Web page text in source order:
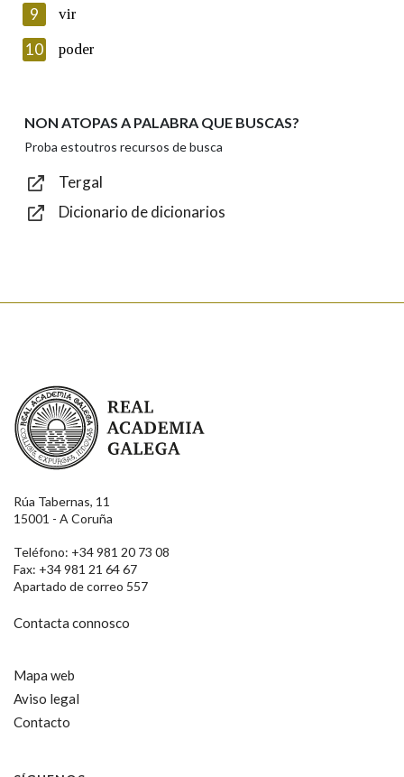
Introduce o código que aparece na imaxe:
Texto de verificación
9 vir
10 poder
NON ATOPAS A PALABRA QUE BUSCAS?
Proba estoutros recursos de busca
Tergal
Dicionario de dicionarios
Real Academia Galega
Rúa Tabernas, 11
15001 - A Coruña
Teléfono: +34 981 20 73 08
Fax: +34 981 21 64 67
Apartado de correo 557
Contacta connosco
Mapa web
Aviso legal
Contacto